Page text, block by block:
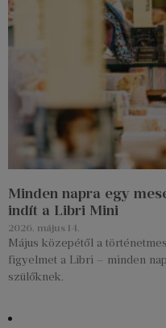
Minden napra egy
indít a Libri Mini
2026. május 14.
Május közepétől a
figyelmet a Libri – minden
szülőknek.